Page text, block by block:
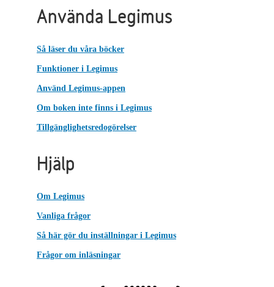
Använda Legimus
Så läser du våra böcker
Funktioner i Legimus
Använd Legimus-appen
Om boken inte finns i Legimus
Tillgänglighetsredogörelser
Hjälp
Om Legimus
Vanliga frågor
Så här gör du inställningar i Legimus
Frågor om inläsningar